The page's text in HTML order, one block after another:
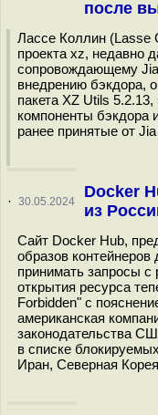
после
Лассе Коллин (Lasse
проекта xz, недавно
сопровождающему Jia
внедрению бэкдора,
пакета XZ Utils
компоненты бэкдора
ранее принятые от Jia
· 30.05.2024
Docker
из
Сайт Docker Hub,
образов
принимать запросы с
открытия ресурса
Forbidden" с
американская
законодательства
в списке
Иран, Северная